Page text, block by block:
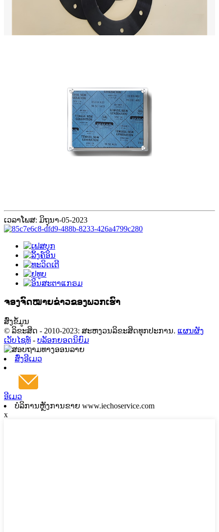
ເວລາໂພສ: ມິຖຸນາ-05-2023
ຈອງຈົດໝາຍຂ່າວຂອງພວກເຮົາ
ສົ່ງຂໍ້ມູນ
© ລິຂະສິດ - 2010-2023: ສະຫງວນລິຂະສິດທຸກປະການ. ແຜນຜັງ
ເວັບໄຊທ໌ - ບລັອກຍອດນິຍົມ
ສົ່ງອີເມວ
ອີເມວ
ບໍລິການຫຼັງການຂາຍ www.iechoservice.com
x